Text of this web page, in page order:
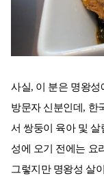
사실, 이 분은 명왕
방문자 신분인데, 한
서 쌍둥이 육아 및
성에 오기 전에는 요
그렇지만 명왕성 살